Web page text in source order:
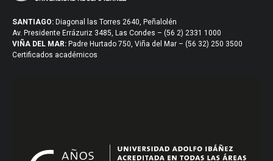
SANTIAGO: Diagonal las Torres 2640, Peñalolén
Av. Presidente Errázuriz 3485, Las Condes – (56 2) 2331 1000
VIÑA DEL MAR: Padre Hurtado 750, Viña del Mar – (56 32) 250 3500
Certificados académicos